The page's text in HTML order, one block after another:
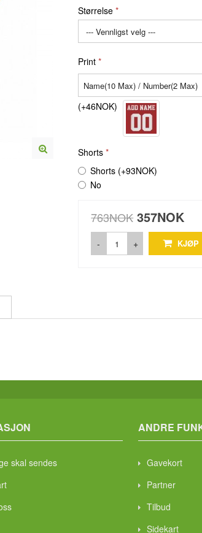
Størrelse
Print
(+46NOK)
Shorts
Shorts (+93NOK)
No
763NOK 357NOK
- + KJØP
skal sendes
ANDRE
Gavekort
Partner
Tilbud
Sidekart